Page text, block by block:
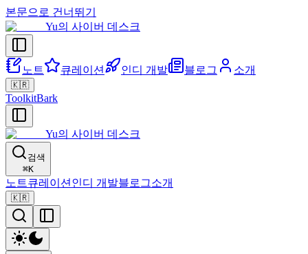
본문으로 건너뛰기
Yu의 사이버 데스크
노트 큐레이션 인디 개발 블로그 소개
🇰🇷
ToolkitBark
Yu의 사이버 데스크
검색
⌘K
노트큐레이션 인디 개발블로그소개
🇰🇷